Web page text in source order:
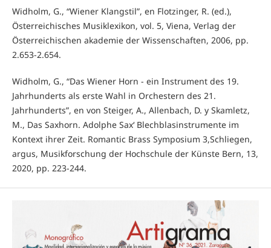
Widholm, G., “Wiener Klangstil”, en Flotzinger, R. (ed.),
Österreichisches Musiklexikon, vol. 5, Viena, Verlag der
Österreichischen akademie der Wissenschaften, 2006, pp.
2.653-2.654.
Widholm, G., “Das Wiener Horn - ein Instrument des 19.
Jahrhunderts als erste Wahl in Orchestern des 21.
Jahrhunderts”, en von Steiger, A., Allenbach, D. y Skamletz,
M., Das Saxhorn. Adolphe Sax‘ Blechblasinstrumente im
Kontext ihrer Zeit. Romantic Brass Symposium 3,Schliegen,
argus, Musikforschung der Hochschule der Künste Bern, 13,
2020, pp. 223-244.